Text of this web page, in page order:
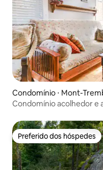
Condomínio ⋅ Mont-
Condomínio acolhedor e
Preferido dos hóspedes
Preferido dos hóspedes